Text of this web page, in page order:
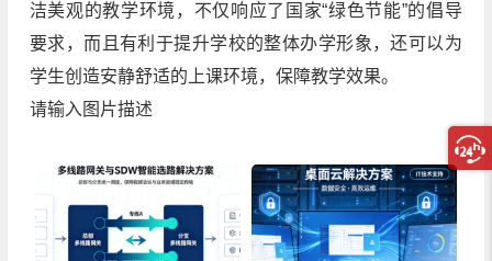
洁美观的教学环境，不仅响应了国家“绿色节能”的倡导
要求，而且有利于提升学校的整体办学形象，还可以为
学生创造安静舒适的上课环境，保障教学效果。
请输入图片描述